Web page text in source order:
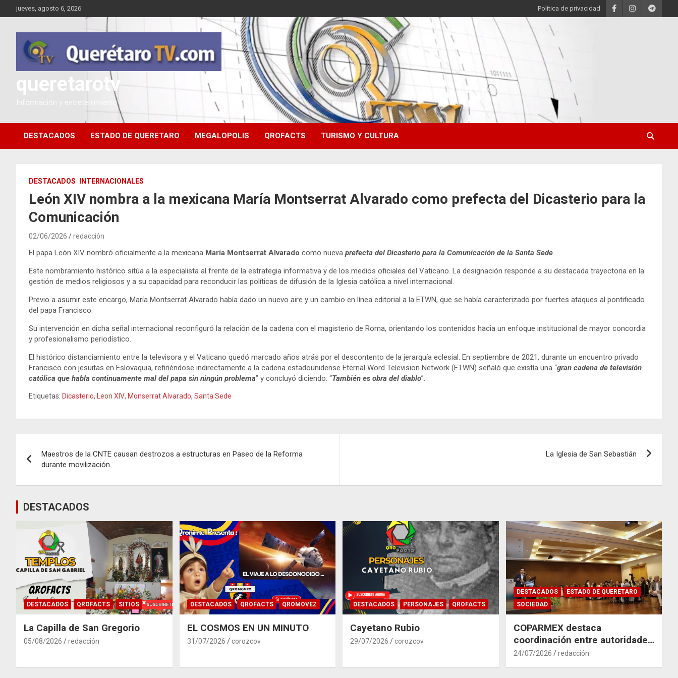
Saltar
al
jueves, agosto 6, 2026 Política de privacidad
queretarotv
Información y entretenimiento
DESTACADOS ESTADO DE QUERETARO MEGALOPOLIS QROFACTS TURISMO Y CULTURA
DESTACADOS INTERNACIONALES
León XIV nombra a la mexicana María Montserrat Alvarado como prefecta del Dicasterio para la
Comunicación
02/06/2026 redacción
El papa León XIV nombró oficialmente a la mexicana María Montserrat Alvarado como nueva prefecta del Dicasterio para la Comunicación de la Santa Sede.
Este nombramiento histórico sitúa a la especialista al frente de la estrategia informativa y de los medios oficiales del Vaticano. La designación responde a su destacada trayectoria en la
gestión de medios religiosos y a su capacidad para reconducir las políticas de difusión de la Iglesia católica a nivel internacional.
Previo a asumir este encargo, María Montserrat Alvarado había dado un nuevo aire y un cambio en línea editorial a la ETWN, que se había caracterizado por fuertes ataques al pontificado
del papa Francisco.
Su intervención en dicha señal internacional reconfiguró la relación de la cadena con el magisterio de Roma, orientando los contenidos hacia un enfoque institucional de mayor concordia
y profesionalismo periodístico.
El histórico distanciamiento entre la televisora y el Vaticano quedó marcado años atrás por el descontento de la jerarquía eclesial. En septiembre de 2021, durante un encuentro privado
Francisco con jesuitas en Eslovaquia, refiriéndose indirectamente a la cadena estadounidense Eternal Word Television Network (ETWN) señaló que existía una “gran cadena de televisión
católica que habla continuamente mal del papa sin ningún problema” y concluyó diciendo: “También es obra del diablo”.
Etiquetas: Dicasterio, Leon XIV, Monserrat Alvarado, Santa Sede
de
entradas
Maestros de la CNTE causan destrozos a estructuras en Paseo de la Reforma
durante movilización
La Iglesia de San Sebastián
DESTACADOS
DESTACADOS QROFACTS SITIOS
La Capilla de San Gregorio
05/08/2026 redacción
DESTACADOS QROFACTS QROMOVEZ
EL COSMOS EN UN MINUTO
31/07/2026 corozcov
DESTACADOS PERSONAJES QROFACTS
Cayetano Rubio
29/07/2026 corozcov
DESTACADOS
ESTADO DE QUERETARO
SOCIEDAD
COPARMEX destaca
coordinación entre autoridades
y empresas para mitigar el
24/07/2026 redacción